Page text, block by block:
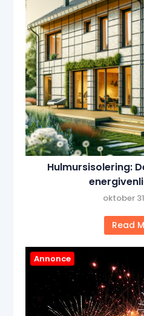
Hulmursisolering:
oktober
Read
Annonce